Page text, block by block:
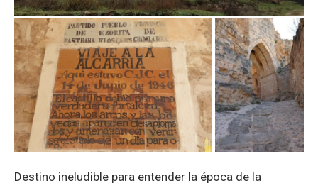
Destino ineludible para entender la época de la